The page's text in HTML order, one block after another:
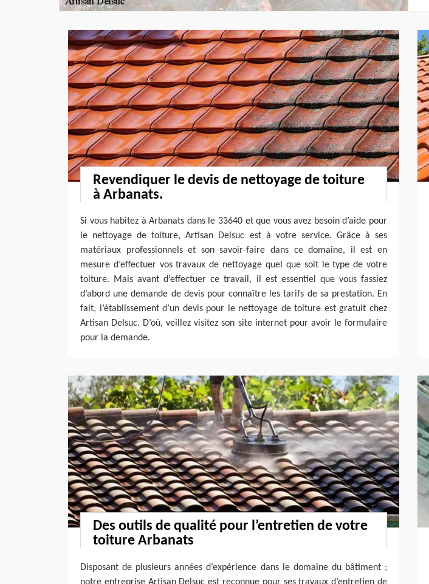
Revendiquer le devis de nettoyage de toiture
à Arbanats.
Si vous habitez à Arbanats dans le 33640 et que vous avez besoin d’aide pour
le nettoyage de toiture, Artisan Delsuc est à votre service. Grâce à ses
matériaux professionnels et son savoir-faire dans ce domaine, il est en
mesure d’effectuer vos travaux de nettoyage quel que soit le type de votre
toiture. Mais avant d’effectuer ce travail, il est essentiel que vous fassiez
d’abord une demande de devis pour connaître les tarifs de sa prestation. En
fait, l’établissement d’un devis pour le nettoyage de toiture est gratuit chez
Artisan Delsuc. D’où, veillez visitez son site internet pour avoir le formulaire
pour la demande.
Des outils de qualité pour l’entretien de votre
toiture Arbanats
Disposant de plusieurs années d’expérience dans le domaine du bâtiment ;